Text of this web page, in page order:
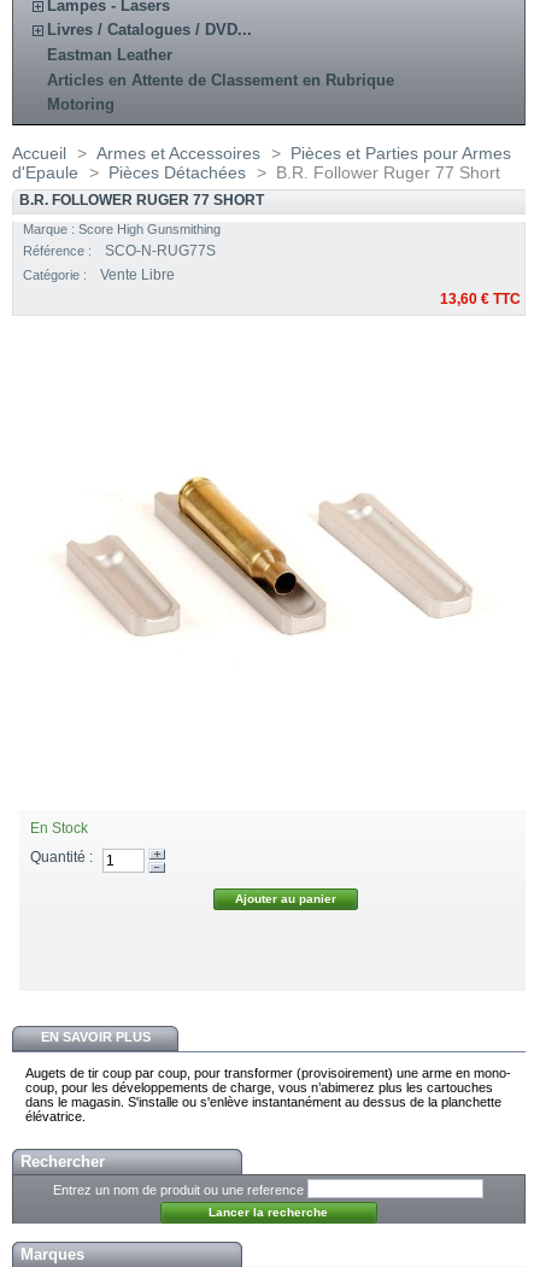
Lampes - Lasers
Livres / Catalogues / DVD...
Eastman Leather
Articles en Attente de Classement en Rubrique
Motoring
Accueil > Armes et Accessoires > Pièces et Parties pour Armes
d'Epaule
> Pièces Détachées > B.R. Follower Ruger 77 Short
B.R. FOLLOWER RUGER 77 SHORT
Marque : Score High Gunsmithing
Référence :
SCO-N-RUG77S
Catégorie :
Vente Libre
13,60 € TTC
En Stock
Quantité :
EN SAVOIR PLUS
Augets de tir coup par coup, pour transformer (provisoirement) une arme en mono-
coup, pour les développements de charge, vous n’abimerez plus les cartouches
dans le magasin. S'installe ou s'enlève instantanément au dessus de la planchette
élévatrice.
Rechercher
Entrez un nom de produit ou une reference
Marques